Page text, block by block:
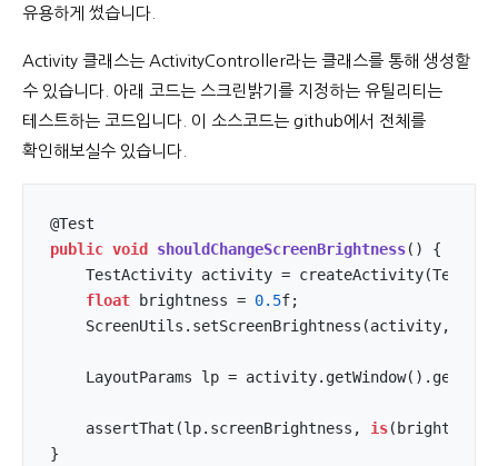
유용하게 썼습니다.
Activity 클래스는 ActivityController라는 클래스를 통해 생성할
수 있습니다. 아래 코드는 스크린밝기를 지정하는 유틸리티는
테스트하는 코드입니다. 이 소스코드는 github에서 전체를
확인해보실수 있습니다.
@
public void shouldChangeScreenBrightness( ) {
TestActivity activity =
float brightness = 0.5f;
ScreenUtils.setScreenBrightness(activity,
LayoutParams lp =
    assertThat(lp.screenBrightness,
is
}